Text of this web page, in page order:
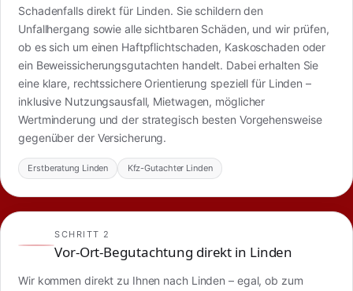
Schadenfalls direkt für Linden. Sie schildern den
Unfallhergang sowie alle sichtbaren Schäden, und wir prüfen,
ob es sich um einen Haftpflichtschaden, Kaskoschaden oder
ein Beweissicherungsgutachten handelt. Dabei erhalten Sie
eine klare, rechtssichere Orientierung speziell für Linden –
inklusive Nutzungsausfall, Mietwagen, möglicher
Wertminderung und der strategisch besten Vorgehensweise
gegenüber der Versicherung.
Erstberatung Linden Kfz-Gutachter Linden
SCHRITT 2
Vor-Ort-Begutachtung direkt in Linden
Wir kommen direkt zu Ihnen nach Linden – egal, ob zum